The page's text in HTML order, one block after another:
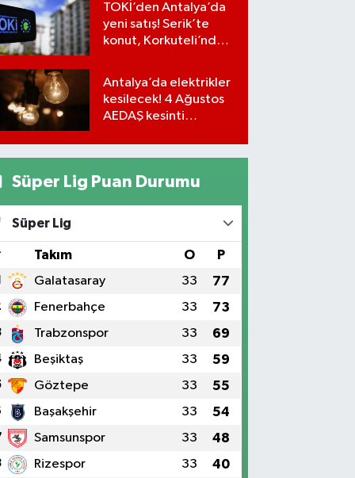
TOKİ’den Antalya’da
yeni satış! Serik’te
konut, Korkuteli’nde
Antalya’da elektrikler
kesilecek! 4 Ağustos
AEDAŞ kesinti
Süper Lig Puan Durumu
Süper Lig
Takım O P
Galatasaray 33 77
Fenerbahçe 33 73
Trabzonspor 33 69
Beşiktaş 33 59
Göztepe 33 55
Başakşehir 33 54
Samsunspor 33 48
Rizespor 33 40